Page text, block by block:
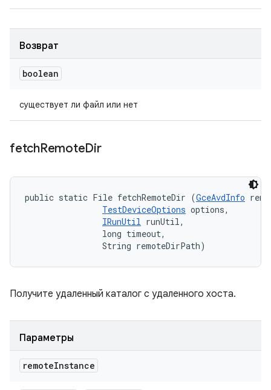
Возврат
boolean
существует ли файл или нет
fetchRemoteDir
public static File fetchRemoteDir (GceAvdInfo
TestDeviceOptions options,
IRunUtil runUtil,
                long timeout,
                String remoteDirPath)
Получите удаленный каталог с удаленного хоста.
Параметры
remoteInstance